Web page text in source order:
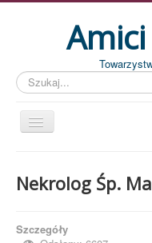
Szukaj...
Aktualności
Nekrolog Śp.
Szczegóły